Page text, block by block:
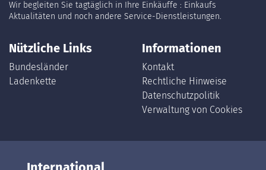
Wir begleiten Sie tagtäglich in Ihre Einkäuffe : Einkaufs
Aktualitäten und noch andere Service-Dienstleistungen.
Nützliche Links
Bundesländer
Ladenkette
Informationen
Kontakt
Rechtliche Hinweise
Datenschutzpolitik
Verwaltung von Cookies